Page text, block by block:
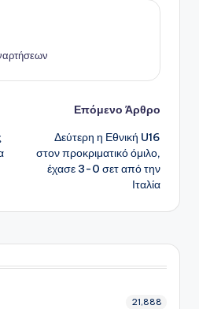
Επόμενο Άρθρο
Δεύτερη η Εθνική U16
στον προκριματικό όμιλο,
έχασε 3-0 σετ από την
Ιταλία
21,888